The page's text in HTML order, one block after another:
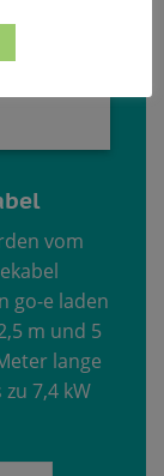
vom
go-e laden
m und 5
lange
7,4 kW